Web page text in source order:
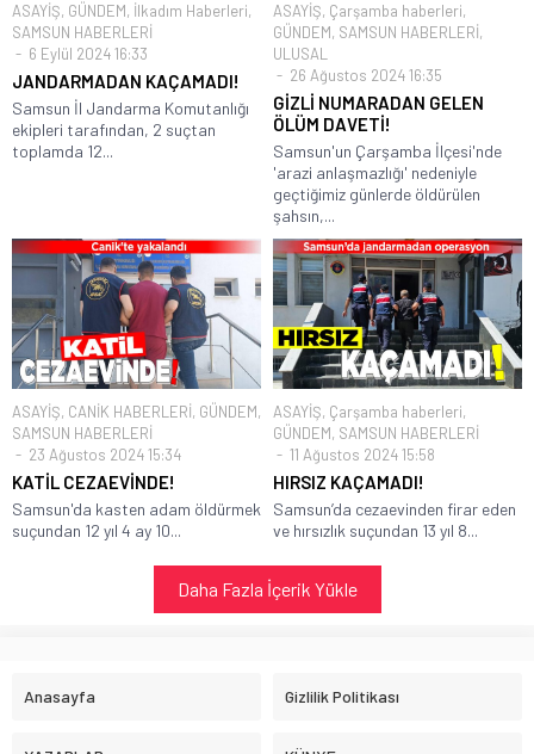
ASAYİŞ, GÜNDEM, İlkadım Haberleri,
SAMSUN HABERLERİ
6 Eylül 2024 16:33
JANDARMADAN KAÇAMADI!
Samsun İl Jandarma Komutanlığı
ekipleri tarafından, 2 suçtan
toplamda 12...
ASAYİŞ, Çarşamba haberleri,
GÜNDEM, SAMSUN HABERLERİ,
ULUSAL
26 Ağustos 2024 16:35
GİZLİ NUMARADAN GELEN
ÖLÜM DAVETİ!
Samsun'un Çarşamba İlçesi'nde
'arazi anlaşmazlığı' nedeniyle
geçtiğimiz günlerde öldürülen
şahsın,...
ASAYİŞ, CANİK HABERLERİ, GÜNDEM,
SAMSUN HABERLERİ
23 Ağustos 2024 15:34
KATİL CEZAEVİNDE!
Samsun'da kasten adam öldürmek
suçundan 12 yıl 4 ay 10...
ASAYİŞ, Çarşamba haberleri,
GÜNDEM, SAMSUN HABERLERİ
11 Ağustos 2024 15:58
HIRSIZ KAÇAMADI!
Samsun’da cezaevinden firar eden
ve hırsızlık suçundan 13 yıl 8...
Daha Fazla İçerik Yükle
Anasayfa Gizlilik Politikası